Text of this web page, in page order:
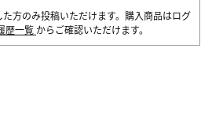
方のみ投稿いただけます。購入商品はログ
歴一覧 からご確認いただけます。